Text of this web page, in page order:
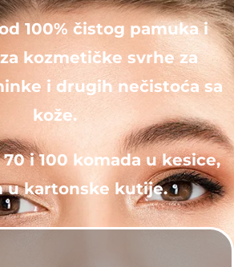
100% čistog pamuka i
kozmetičke svrhe za
i drugih nečistoća sa
kože.
i 100 komada u kesice,
u kartonske kutije.